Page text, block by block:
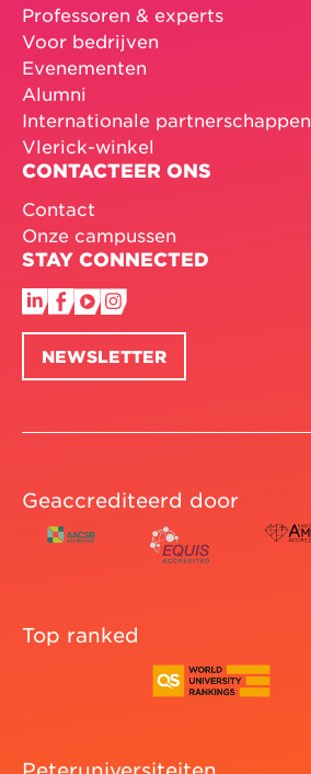
Professoren & experts
Voor bedrijven
Evenementen
Alumni
Internationale partnerschappen
Vlerick-winkel
CONTACTEER ONS
Contact
Onze campussen
STAY CONNECTED
NEWSLETTER
Geaccrediteerd door
Top ranked